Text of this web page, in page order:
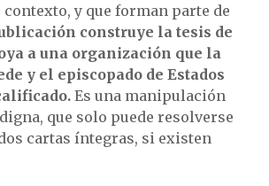
contexto, y que forman parte de
construye la tesis de
a una organización que la
y el episcopado de Estados
Es una manipulación
que solo puede resolverse
cartas íntegras, si existen